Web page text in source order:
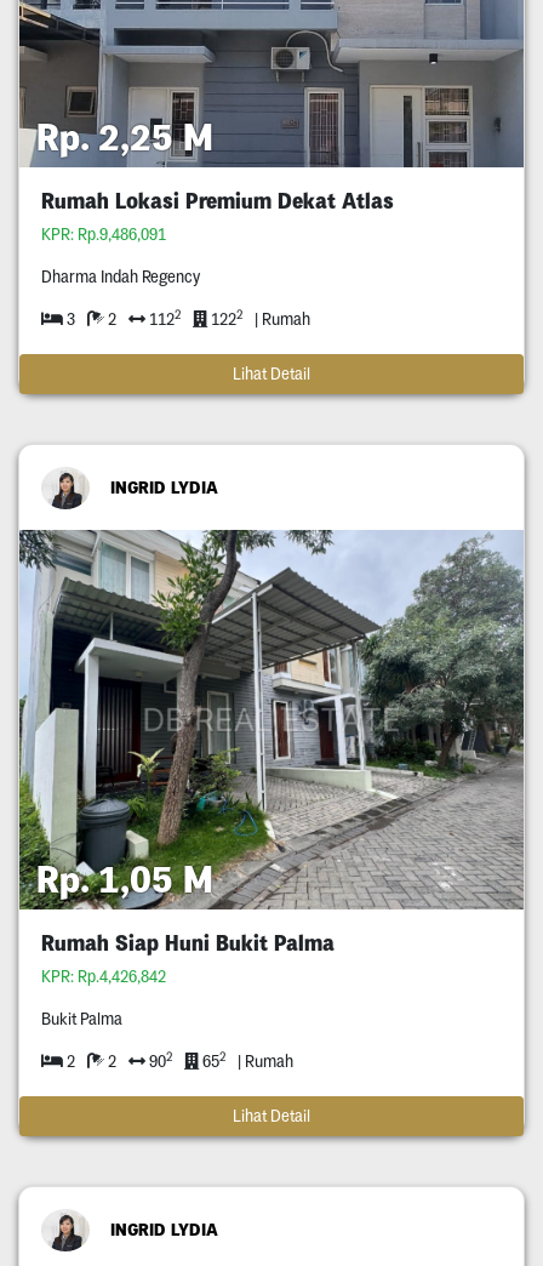
Rp. 2,25 M
Rumah Lokasi Premium Dekat Atlas
KPR: Rp.9,486,091
Dharma Indah Regency
3 2 1122 1222 | Rumah
Lihat Detail
INGRID LYDIA
Rp. 1,05 M
Rumah Siap Huni Bukit Palma
KPR: Rp.4,426,842
Bukit Palma
2 2 902 652 | Rumah
Lihat Detail
INGRID LYDIA